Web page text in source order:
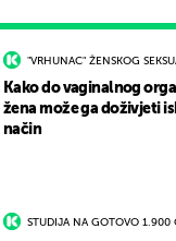
"VRHUNAC" ŽENSKOG
Kako do vaginalnog
žena može ga doživjeti
način
STUDIJA NA GOTOVO 1.900